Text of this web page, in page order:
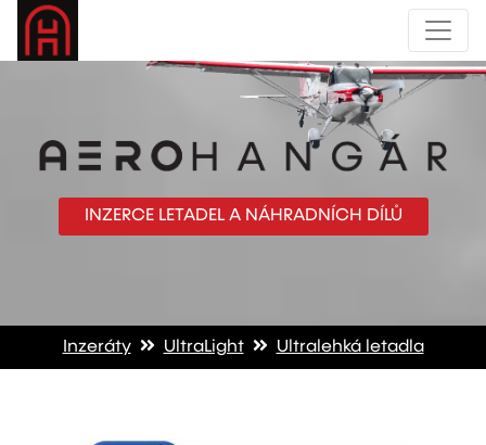
INZERCE LETADEL A NÁHRADNÍCH DÍLŮ
Inzeráty UltraLight Ultralehká letadla